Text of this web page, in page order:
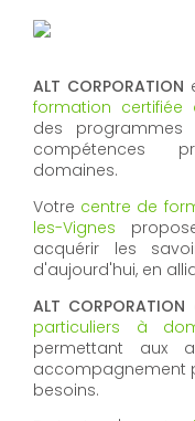
ALT CORPORATION
formation certifiée
des programmes
compétences